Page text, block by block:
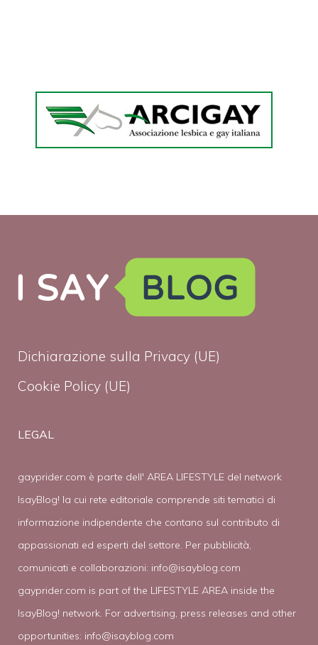
Dichiarazione sulla Privacy (UE)
Cookie Policy (UE)
LEGAL
gayprider.com è parte dell' AREA LIFESTYLE del network
IsayBlog! la cui rete editoriale comprende siti tematici di
informazione indipendente che contano sul contributo di
appassionati ed esperti del settore. Per pubblicità,
comunicati e collaborazioni: info@isayblog.com
gayprider.com is part of the LIFESTYLE AREA inside the
IsayBlog! network. For advertising, press releases and other
opportunities: info@isayblog.com